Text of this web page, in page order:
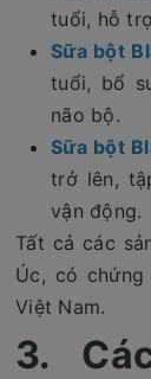
tuổi, hỗ
Sữa bột
tuổi, bổ
não bộ.
Sữa bột
trở lên,
vận động.
Tất cả các
Úc, có
Việt Nam.
3.